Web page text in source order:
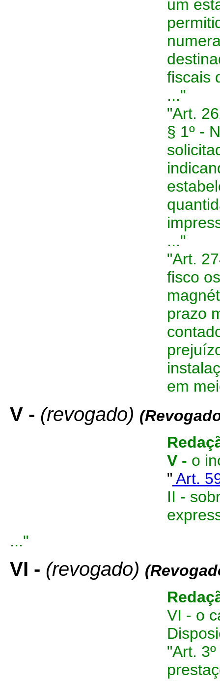
um
fiscais
..."
"Art.
§ 1º -
..."
"Art.
fisco
prazo
em
V - (revogado)
V - o
" Art.
II -
..."
VI - (revogado)
VI - o
"Art.